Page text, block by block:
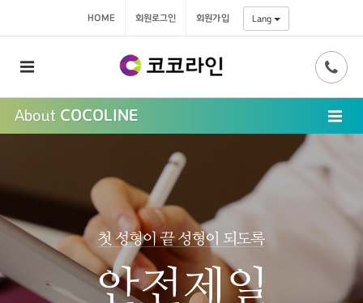
HOME 회원로그인 회원가입 Lang
About COCOLINE